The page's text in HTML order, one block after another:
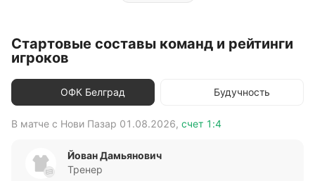
Стартовые составы команд и рейтинги
игроков
ОФК Белград Будучность
В матче с Нови Пазар 01.08.2026, счет 1:4
Йован Дамьянович
Тренер